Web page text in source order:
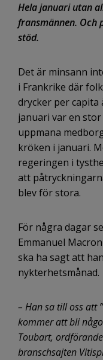
Hela januari utan
fransmännen. Och
stöd.
Det är minsann
i Frankrike där
drycker per capita
januari var en
uppmana
kröken i januari.
regeringen i
att
blev för stora.
För några dagar
Emmanuel
ska ha sagt att
nykterhetsmånad.
– Han sa till oss att
kommer att bli
Toubart,
branschsajten